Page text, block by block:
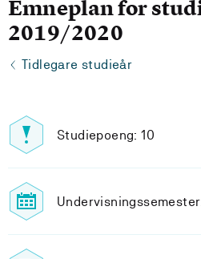
Emneplan for
2019/2020
Tidlegare studieår
Studiepoeng: 10